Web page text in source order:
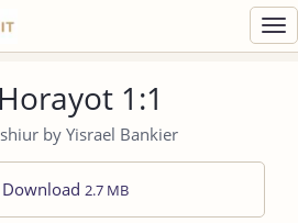
1:1
by Yisrael Bankier
Download 2.7 MB